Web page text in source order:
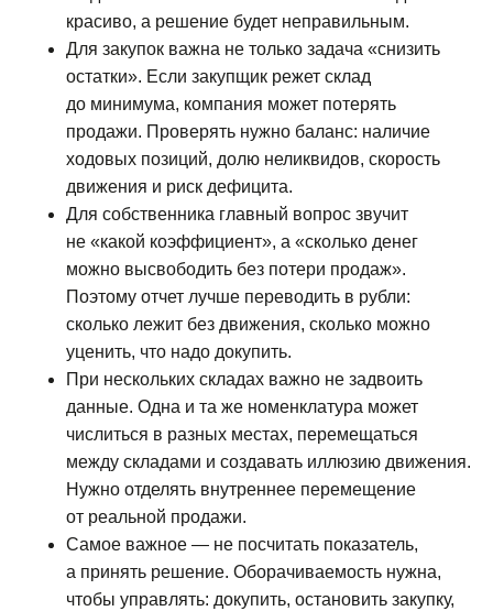
красиво, а решение будет неправильным.
Для закупок важна не только задача «снизить
остатки». Если закупщик режет склад
до минимума, компания может потерять
продажи. Проверять нужно баланс: наличие
ходовых позиций, долю неликвидов, скорость
движения и риск дефицита.
Для собственника главный вопрос звучит
не «какой коэффициент», а «сколько денег
можно высвободить без потери продаж».
Поэтому отчет лучше переводить в рубли:
сколько лежит без движения, сколько можно
уценить, что надо докупить.
При нескольких складах важно не задвоить
данные. Одна и та же номенклатура может
числиться в разных местах, перемещаться
между складами и создавать иллюзию движения.
Нужно отделять внутреннее перемещение
от реальной продажи.
Самое важное — не посчитать показатель,
а принять решение. Оборачиваемость нужна,
чтобы управлять: докупить, остановить закупку,